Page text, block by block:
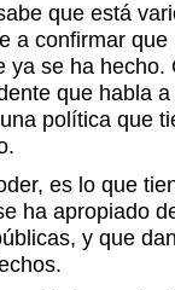
que está
a confirmar
ya se ha
que habla
política que
es lo que
ha apropiado
y que